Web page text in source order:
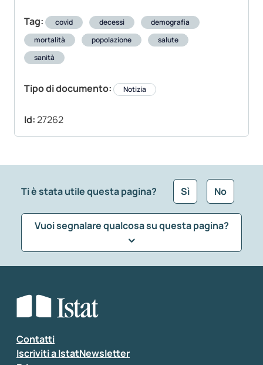
Tag: covid decessi
demografia
mortalità
popolazione
salute
sanità
Tipo di documento: Notizia
Id:27262
Ti è stata utile questa pagina? Sì No
Vuoi segnalare qualcosa su questa pagina?
Seleziona la tipologia della segnalazione
Inserisci il tuo commento
Contatti
Iscriviti a IstatNewsletter